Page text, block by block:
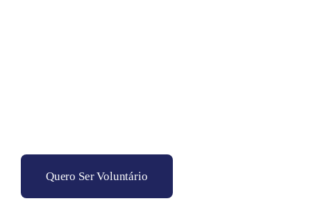
Quero Ser Voluntário